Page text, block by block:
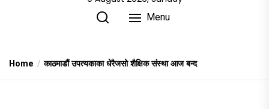
Menu
Home काठमाडौं उपत्यकाका धेरैजसो शैक्षिक संस्था आज बन्द